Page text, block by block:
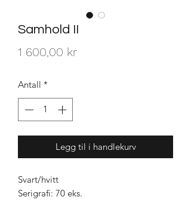
Samhold II
1 600,00 krPris
Antall *
Legg til i handlekurv
Svart/hvitt
Serigrafi: 70 eks.